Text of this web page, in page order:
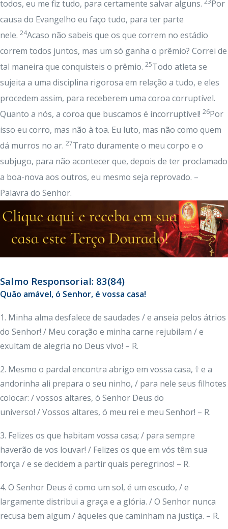
todos, eu me fiz tudo, para certamente salvar alguns.
Por
causa do Evangelho eu faço tudo, para ter parte
nele. 24Acaso não sabeis que os que correm no estádio
correm todos juntos, mas um só ganha o prêmio? Correi de
tal maneira que conquisteis o prêmio. 25Todo atleta se
sujeita a uma disciplina rigorosa em relação a tudo, e eles
procedem assim, para receberem uma coroa corruptível.
Quanto a nós, a coroa que buscamos é incorruptível! 26Por
isso eu corro, mas não à toa. Eu luto, mas não como quem
dá murros no ar. 27Trato duramente o meu corpo e o
subjugo, para não acontecer que, depois de ter proclamado
a boa-nova aos outros, eu mesmo seja reprovado. –
Palavra do Senhor.
Salmo Responsorial: 83(84)
Quão amável, ó Senhor, é vossa casa!
1. Minha alma desfalece de saudades / e anseia pelos átrios
do Senhor! / Meu coração e minha carne rejubilam / e
exultam de alegria no Deus vivo! – R.
2. Mesmo o pardal encontra abrigo em vossa casa, † e a
andorinha ali prepara o seu ninho, / para nele seus filhotes
colocar: / vossos altares, ó Senhor Deus do
universo! / Vossos altares, ó meu rei e meu Senhor! – R.
3. Felizes os que habitam vossa casa; / para sempre
haverão de vos louvar! / Felizes os que em vós têm sua
força / e se decidem a partir quais peregrinos! – R.
4. O Senhor Deus é como um sol, é um escudo, / e
largamente distribui a graça e a glória. / O Senhor nunca
recusa bem algum / àqueles que caminham na justiça. – R.